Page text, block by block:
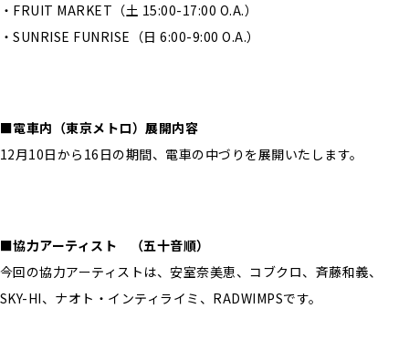
・FRUIT MARKET（土 15:00-17:00 O.A.）
・SUNRISE FUNRISE（日 6:00-9:00 O.A.）
■電車内（東京メトロ）展開内容
12月10日から16日の期間、電車の中づりを展開いたします。
■協力アーティスト （五十音順）
今回の協力アーティストは、安室奈美恵、コブクロ、斉藤和義、
SKY-HI、ナオト・インティライミ、RADWIMPSです。